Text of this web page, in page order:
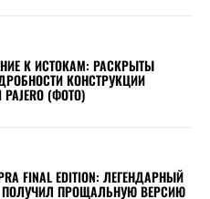
К ИСТОКАМ: РАСКРЫТЫ
КОНСТРУКЦИИ
PAJERO (ФОТО)
FINAL EDITION: ЛЕГЕНДАРНЫЙ
ПОЛУЧИЛ ПРОЩАЛЬНУЮ ВЕРСИЮ